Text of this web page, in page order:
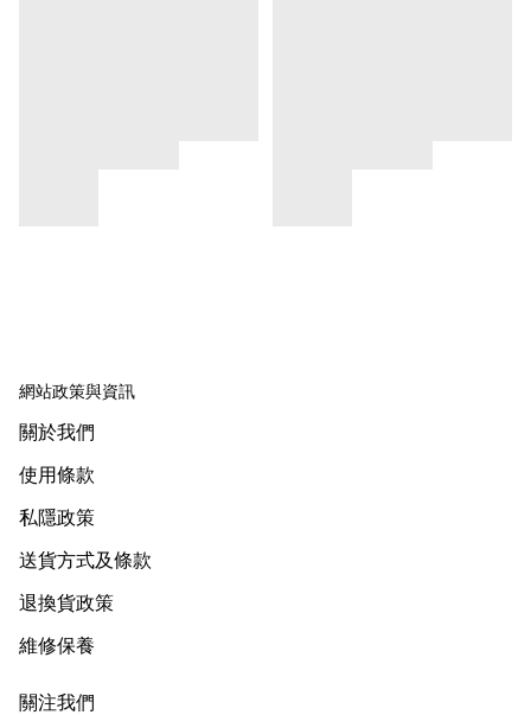
網站政策與資訊
關於我們
使用條款
私隱政策
送貨方式及條款
退換貨政策
維修保養
關注我們